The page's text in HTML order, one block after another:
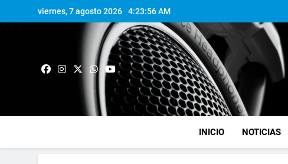
viernes, 7 agosto 2026 4:23:57 AM
INICIO NOTICIAS